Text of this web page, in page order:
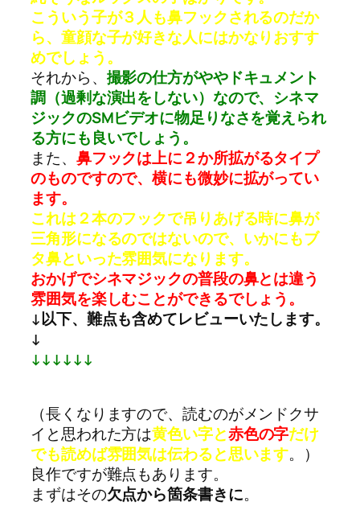
こういう子が３人も鼻フックされるのだか
ら、童顔な子が好きな人にはかなりおすす
めでしょう。
それから、 撮影の仕方がややドキュメント
調（過剰な演出をしない）なので、シネマ
ジックのSMビデオに物足りなさを覚えられ
る方にも良いでしょう。
また、 鼻フックは上に２か所拡がるタイプ
のものですので、横にも微妙に拡がってい
ます。
これは２本のフックで吊りあげる時に鼻が
三角形になるのではないので、いかにもブ
タ鼻といった雰囲気になります。
おかげでシネマジックの普段の鼻とは違う
雰囲気を楽しむことができるでしょう。
↓以下、難点も含めてレビューいたします。
↓
↓↓↓↓↓↓
（長くなりますので、読むのがメンドクサ
イと思われた方は黄色い字と赤色の字だけ
でも読めば雰囲気は伝わると思います。）
良作ですが難点もあります。
まずはその欠点から箇条書きに。